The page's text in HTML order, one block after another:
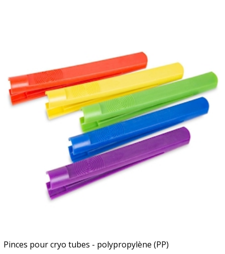
Pinces pour cryo tubes - polypropylène (PP)